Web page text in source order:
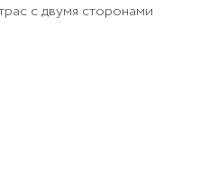
с двумя сторонами